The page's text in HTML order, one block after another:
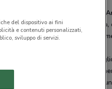
Eletto Prodotto
all'Innovazione in
tramite una ricerca di
Doveconviene è
ed essere media
,
del dispositivo ai fini
e contenuti personalizzati,
sviluppo di servizi.